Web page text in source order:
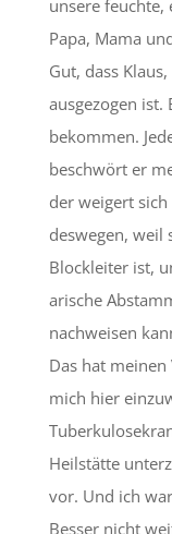
unsere feuchte,
Papa, Mama
Gut, dass
ausgezogen ist.
bekommen.
beschwört er
der weigert
deswegen, weil
Blockleiter ist,
arische
nachweisen
Das hat
mich hier
Heilstätte
vor. Und ich
Besser nicht